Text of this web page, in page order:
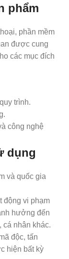
phẩm
phần mềm
được cung
các mục đích
trình.
công nghệ
dụng
và quốc gia
động vi phạm
hưởng đến
nhân khác.
độc, tấn
hiện bất kỳ